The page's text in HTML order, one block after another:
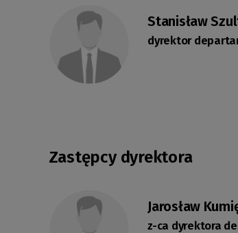
Stanisław
dyrektor
Zastępcy dyrektora
Jarosław
z-ca dyrektora